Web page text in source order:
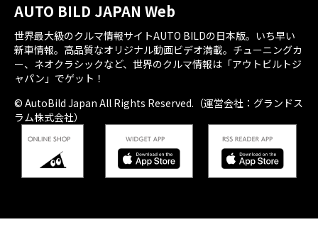
AUTO BILD JAPAN Web
世界最大級のクルマ情報サイトAUTO BILDの日本版。いち早い
新車情報。高品質なオリジナル動画ビデオ満載。チューニングカ
ー、ネオクラシックなど、世界のクルマ情報は「アウトビルトジ
ャパン」でゲット！
© AutoBild Japan All Rights Reserved.（運営会社：グランドス
ラム株式会社）